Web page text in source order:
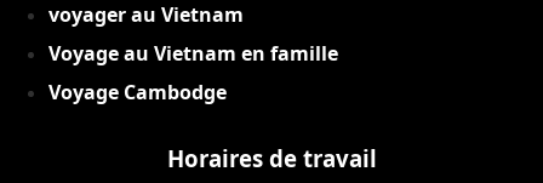
voyager au Vietnam
Voyage au Vietnam en famille
Voyage Cambodge
Horaires de travail